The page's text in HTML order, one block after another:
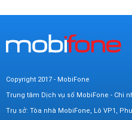
Copyright 2017 - MobiFone
Trung tâm Dịch vụ số MobiFone - Chi
Trụ sở: Tòa nhà MobiFone, Lô VP1,